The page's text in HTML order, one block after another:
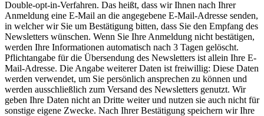
Double-opt-in-Verfahren. Das heißt, dass wir Ihnen nach Ihrer
Anmeldung eine E-Mail an die angegebene E-Mail-Adresse senden,
in welcher wir Sie um Bestätigung bitten, dass Sie den Empfang des
Newsletters wünschen. Wenn Sie Ihre Anmeldung nicht bestätigen,
werden Ihre Informationen automatisch nach 3 Tagen gelöscht.
Pflichtangabe für die Übersendung des Newsletters ist allein Ihre E-
Mail-Adresse. Die Angabe weiterer Daten ist freiwillig: Diese Daten
werden verwendet, um Sie persönlich ansprechen zu können und
werden ausschließlich zum Versand des Newsletters genutzt. Wir
geben Ihre Daten nicht an Dritte weiter und nutzen sie auch nicht für
sonstige eigene Zwecke. Nach Ihrer Bestätigung speichern wir Ihre